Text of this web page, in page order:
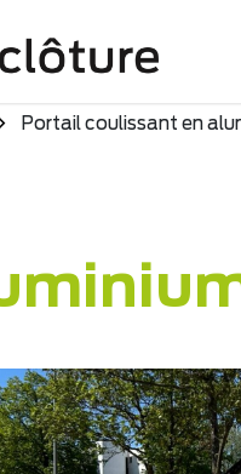
Portail coulissant en